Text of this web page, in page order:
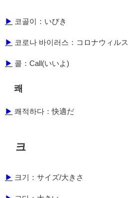
▶ 코골이：いびき
▶ 코로나 바이러스：コロナウィルス
▶ 콜：Call(いいよ)
쾌
▶ 쾌적하다：快適だ
크
▶ 크기：サイズ/大きさ